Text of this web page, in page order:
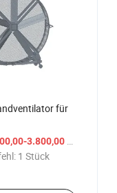
für
3.800,00 $
1 Stück